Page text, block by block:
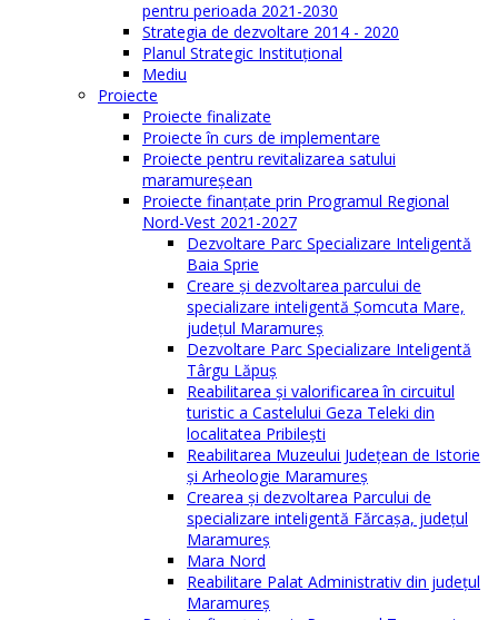
pentru perioada 2021-2030
Strategia de dezvoltare 2014 - 2020
Planul Strategic Instituţional
Mediu
Proiecte
Proiecte finalizate
Proiecte în curs de implementare
Proiecte pentru revitalizarea satului
maramureşean
Proiecte finanțate prin Programul Regional
Nord-Vest 2021-2027
Dezvoltare Parc Specializare Inteligentă
Baia Sprie
Creare și dezvoltarea parcului de
specializare inteligentă Șomcuta Mare,
județul Maramureș
Dezvoltare Parc Specializare Inteligentă
Târgu Lăpuș
Reabilitarea și valorificarea în circuitul
turistic a Castelului Geza Teleki din
localitatea Pribilești
Reabilitarea Muzeului Județean de Istorie
și Arheologie Maramureș
Crearea și dezvoltarea Parcului de
specializare inteligentă Fărcașa, județul
Maramureș
Mara Nord
Reabilitare Palat Administrativ din județul
Maramureș